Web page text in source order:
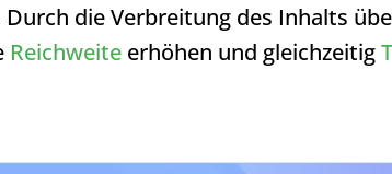
Durch die Verbreitung des Inhalts
Reichweite erhöhen und gleichzeitig